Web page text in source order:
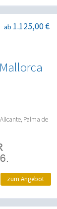
ab 1.125,00 €
Palma de
zum Angebot